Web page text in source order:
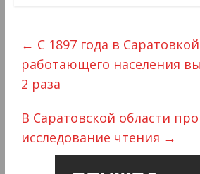
← С 1897 года в
работающего населения
2 раза
В Саратовской области
исследование чтения →